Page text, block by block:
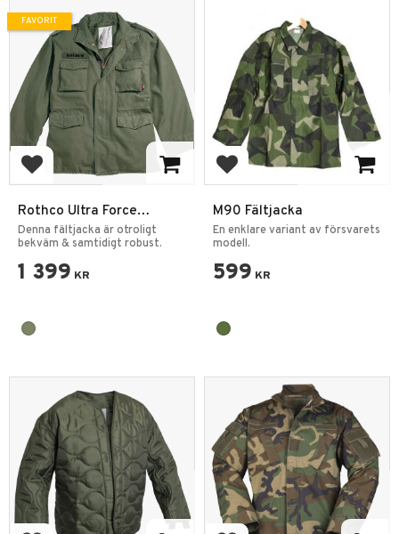
Lägg till i favoriter
Rothco Ultra Force
Vintage M65 Fältjacka
Denna fältjacka är otroligt
bekväm & samtidigt robust.
1 399 KR
FAVORIT
Lägg till i favoriter
M90 Fältjacka
En enklare variant av försvarets
modell.
599 KR